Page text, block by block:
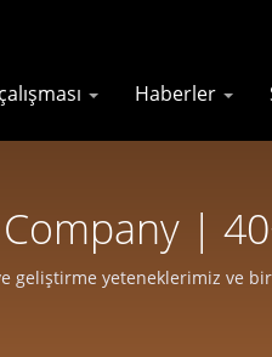
Haberler
|
Üreticisi
geliştirme yeteneklerimiz ve